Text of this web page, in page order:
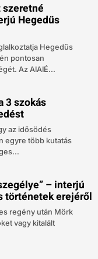
szeretné
Hegedűs
Hegedűs
pontosan
Az AIAIÉ...
3 szokás
az idősödés
egyre több kutatás
– interjú
történetek erejéről
regény után Mörk
vagy kitalált